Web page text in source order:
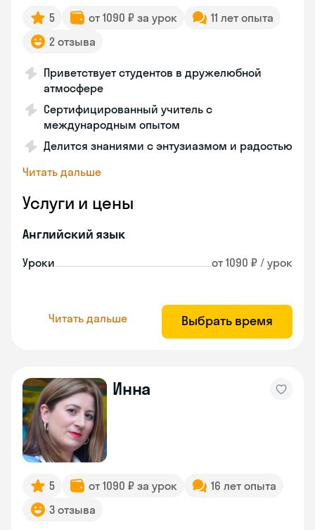
5 от 1090 ₽ за урок
11 лет опыта
2 отзыва
Приветствует студентов в дружелюбной
атмосфере
Сертифицированный учитель с
международным опытом
Делится знаниями с энтузиазмом и радостью
Читать дальше
Услуги и цены
Английский язык
Уроки от 1090 ₽ / урок
Читать дальше Выбрать время
Инна
5 от 1090 ₽ за урок
16 лет опыта
3 отзыва